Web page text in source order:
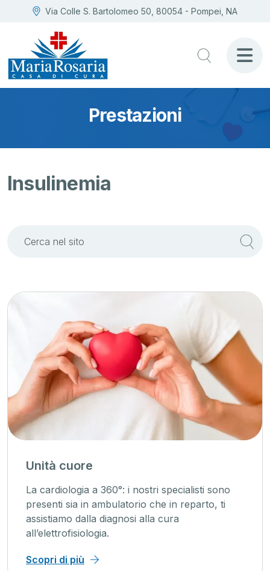
Via Colle S. Bartolomeo 50, 80054 - Pompei, NA
Prestazioni
Insulinemia
Unità cuore
La cardiologia a 360°: i nostri specialisti sono
presenti sia in ambulatorio che in reparto, ti
assistiamo dalla diagnosi alla cura
all’elettrofisiologia.
Scopri di più